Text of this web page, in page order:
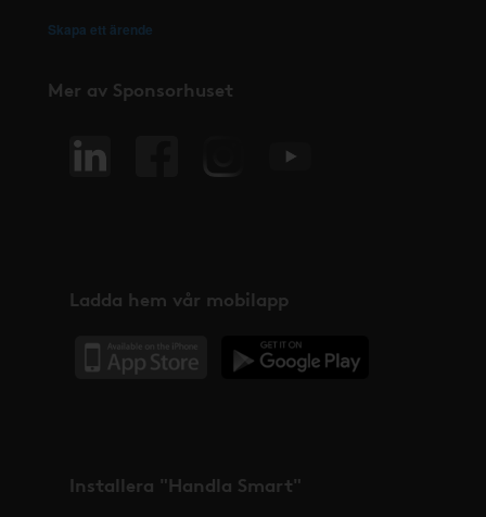
Skapa ett ärende
Mer av Sponsorhuset
Ladda hem vår mobilapp
Installera "Handla Smart"